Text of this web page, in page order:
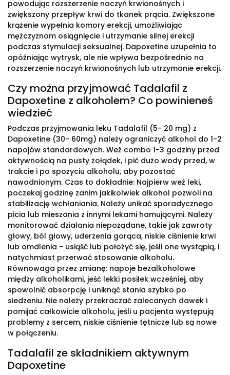
powodując rozszerzenie naczyń krwionośnych i
zwiększony przepływ krwi do tkanek prącia. Zwiększone
krążenie wypełnia komory erekcji, umożliwiając
mężczyznom osiągnięcie i utrzymanie silnej erekcji
podczas stymulacji seksualnej. Dapoxetine uzupełnia to
opóźniając wytrysk, ale nie wpływa bezpośrednio na
rozszerzenie naczyń krwionośnych lub utrzymanie erekcji.
Czy można przyjmować Tadalafil z
Dapoxetine z alkoholem? Co powinieneś
wiedzieć
Podczas przyjmowania leku Tadalafil (5- 20 mg) z
Dapoxetine (30- 60mg) należy ograniczyć alkohol do 1-2
napojów standardowych. Weź combo 1-3 godziny przed
aktywnością na pusty żołądek, i pić dużo wody przed, w
trakcie i po spożyciu alkoholu, aby pozostać
nawodnionym. Czas to dokładnie: Najpierw weź leki,
poczekaj godzinę zanim jakikolwiek alkohol pozwoli na
stabilizację wchłaniania. Należy unikać sporadycznego
picia lub mieszania z innymi lekami hamującymi. Należy
monitorować działania niepożądane, takie jak zawroty
głowy, ból głowy, uderzenia gorąca, niskie ciśnienie krwi
lub omdlenia - usiąść lub położyć się, jeśli one wystąpią, i
natychmiast przerwać stosowanie alkoholu.
Równowaga przez zmianę: napoje bezalkoholowe
między alkoholikami, jeść lekki posiłek wcześniej, aby
spowolnić absorpcję i uniknąć stania szybko po
siedzeniu. Nie należy przekraczać zalecanych dawek i
pomijać całkowicie alkoholu, jeśli u pacjenta występują
problemy z sercem, niskie ciśnienie tętnicze lub są nowe
w połączeniu.
Tadalafil ze składnikiem aktywnym
Dapoxetine